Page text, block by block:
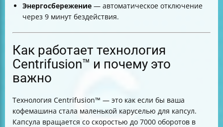
Энергосбережение — автоматическое отключение
через 9 минут бездействия.
Как работает технология
Centrifusion™ и почему это
важно
Технология Centrifusion™ — это как если бы ваша
кофемашина стала маленькой каруселью для капсул.
Капсула вращается со скоростью до 7000 оборотов в